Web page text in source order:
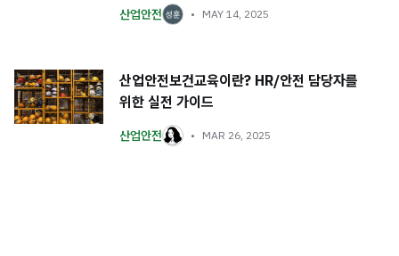
산업안전 MAY 14, 2025
산업안전보건교육이란? HR/안전 담당자를
위한 실전 가이드
산업안전 MAR 26, 2025